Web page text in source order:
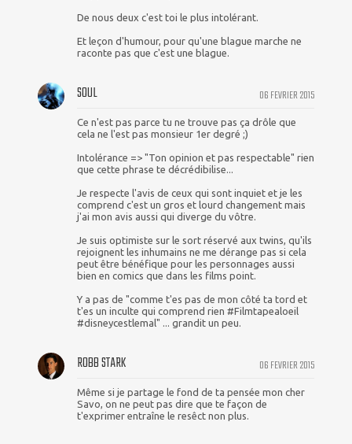
De nous deux c'est toi le plus intolérant.
Et leçon d'humour, pour qu'une blague marche ne
raconte pas que c'est une blague.
06 FEVRIER 2015
SOUL
Ce n'est pas parce tu ne trouve pas ça drôle que
cela ne l'est pas monsieur 1er degré ;)
Intolérance => "Ton opinion et pas respectable" rien
que cette phrase te décrédibilise...
Je respecte l'avis de ceux qui sont inquiet et je les
comprend c'est un gros et lourd changement mais
j'ai mon avis aussi qui diverge du vôtre.
Je suis optimiste sur le sort réservé aux twins, qu'ils
rejoignent les inhumains ne me dérange pas si cela
peut être bénéfique pour les personnages aussi
bien en comics que dans les films point.
Y a pas de "comme t'es pas de mon côté ta tord et
t'es un inculte qui comprend rien #Filmtapealoeil
#disneycestlemal" ... grandit un peu.
06 FEVRIER 2015
ROBB STARK
Même si je partage le fond de ta pensée mon cher
Savo, on ne peut pas dire que te façon de
t'exprimer entraîne le resêct non plus.